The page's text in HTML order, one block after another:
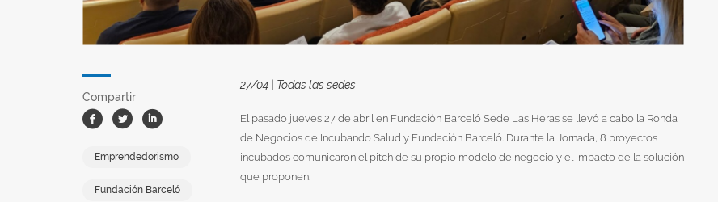
Compartir
Facebook
TwitterLinkedin
Emprendedorismo
Fundación Barceló
27/04 | Todas las sedes
El pasado jueves 27 de abril en Fundación Barceló Sede Las Heras se llevó a cabo la Ronda
de Negocios de Incubando Salud y Fundación Barceló. Durante la Jornada, 8 proyectos
incubados comunicaron el pitch de su propio modelo de negocio y el impacto de la solución
que proponen.